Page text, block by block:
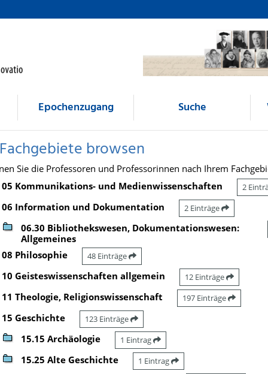
Epochenzugang Suche
browsen
Sie die Professoren und Professorinnen nach Ihrem
05 Kommunikations- und Medienwissenschaften
2
06 Information und Dokumentation 2 Einträge
06.30 Bibliothekswesen, Dokumentationswesen:
Allgemeines
08 Philosophie
48 Einträge
10 Geisteswissenschaften allgemein 12 Einträge
11 Theologie, Religionswissenschaft 197 Einträge
15 Geschichte 123 Einträge
15.15 Archäologie 1 Eintrag
15.25 Alte Geschichte 1 Eintrag